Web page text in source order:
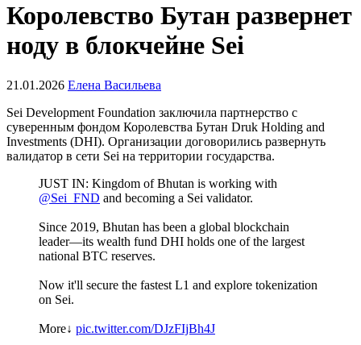
Королевство Бутан развернет
ноду в блокчейне Sei
21.01.2026 Елена Васильева
Sei Development Foundation заключила партнерство с
суверенным фондом Королевства Бутан Druk Holding and
Investments (DHI). Организации договорились развернуть
валидатор в сети Sei на территории государства.
JUST IN: Kingdom of Bhutan is working with
@Sei_FND and becoming a Sei validator.
Since 2019, Bhutan has been a global blockchain
leader—its wealth fund DHI holds one of the largest
national BTC reserves.
Now it'll secure the fastest L1 and explore tokenization
on Sei.
More↓ pic.twitter.com/DJzFIjBh4J